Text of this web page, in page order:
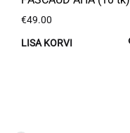
€49.00
LISA KORVI